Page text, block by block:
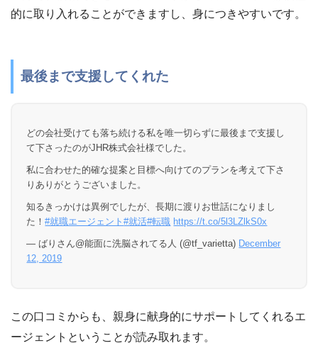
的に取り入れることができますし、身につきやすいです。
最後まで支援してくれた
どの会社受けても落ち続ける私を唯一切らずに最後まで支援し
て下さったのがJHR株式会社様でした。
私に合わせた的確な提案と目標へ向けてのプランを考えて下さ
りありがとうございました。
知るきっかけは異例でしたが、長期に渡りお世話になりまし
た！#就職エージェント#就活#転職 https://t.co/5l3LZlkS0x
— ばりさん@能面に洗脳されてる人 (@tf_varietta) December
12, 2019
この口コミからも、親身に献身的にサポートしてくれるエ
ージェントということが読み取れます。